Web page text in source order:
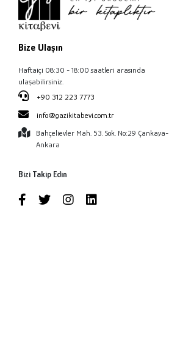
Bize Ulaşın
Haftaiçi 08:30 - 18:00 saatleri arasında
ulaşabilirsiniz.
+90 312 223 7773
info@gazikitabevi.com.tr
Bahçelievler Mah. 53. Sok. No:29 Çankaya-
Ankara
Bizi Takip Edin